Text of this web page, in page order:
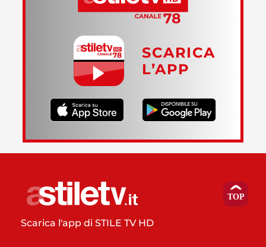
SCARICA
L’APP
Scarica l'app di STILE TV HD